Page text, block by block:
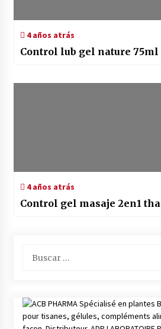
4 años atrás
Control lub gel nature 75ml
4 años atrás
Control gel masaje 2en1